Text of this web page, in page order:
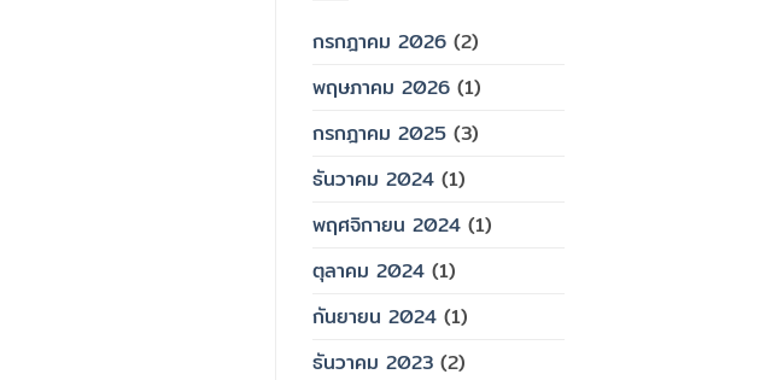
กรกฎาคม 2026 (2)
พฤษภาคม 2026 (1)
กรกฎาคม 2025 (3)
ธันวาคม 2024 (1)
พฤศจิกายน 2024 (1)
ตุลาคม 2024 (1)
กันยายน 2024 (1)
ธันวาคม 2023 (2)